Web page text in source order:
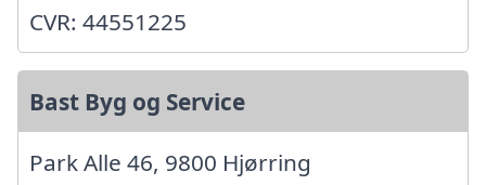
CVR: 44551225
Bast Byg og Service
Park Alle 46, 9800 Hjørring